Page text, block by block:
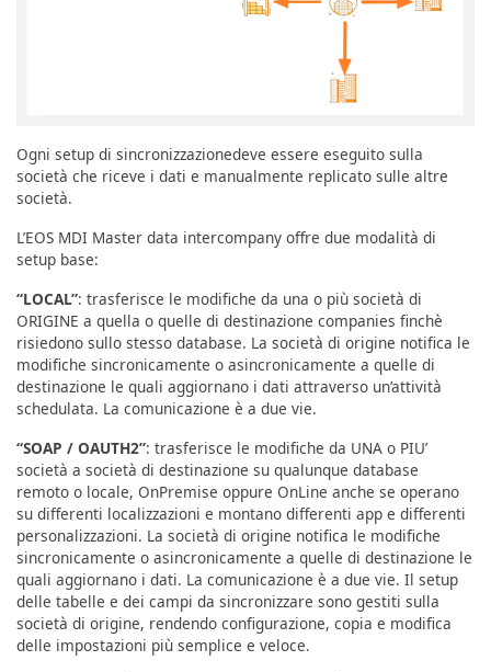
Ogni setup di sincronizzazionedeve essere eseguito sulla
società che riceve i dati e manualmente replicato sulle altre
società.
L’EOS MDI Master data intercompany offre due modalità di
setup base:
“LOCAL”: trasferisce le modifiche da una o più società di
ORIGINE a quella o quelle di destinazione companies finchè
risiedono sullo stesso database. La società di origine notifica le
modifiche sincronicamente o asincronicamente a quelle di
destinazione le quali aggiornano i dati attraverso un’attività
schedulata. La comunicazione è a due vie.
“SOAP / OAUTH2”: trasferisce le modifiche da UNA o PIU’
società a società di destinazione su qualunque database
remoto o locale, OnPremise oppure OnLine anche se operano
su differenti localizzazioni e montano differenti app e differenti
personalizzazioni. La società di origine notifica le modifiche
sincronicamente o asincronicamente a quelle di destinazione le
quali aggiornano i dati. La comunicazione è a due vie. Il setup
delle tabelle e dei campi da sincronizzare sono gestiti sulla
società di origine, rendendo configurazione, copia e modifica
delle impostazioni più semplice e veloce.